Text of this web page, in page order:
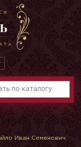
Иван Семенович.